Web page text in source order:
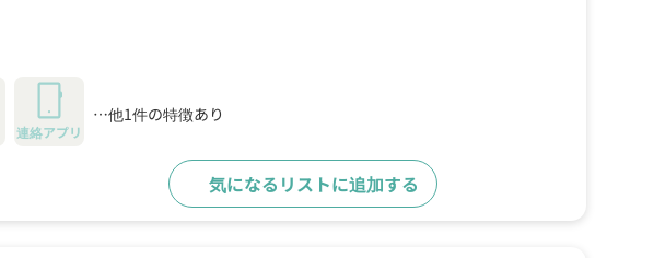
連絡アプリ
…他1件の特徴あり
気になるリストに追加する